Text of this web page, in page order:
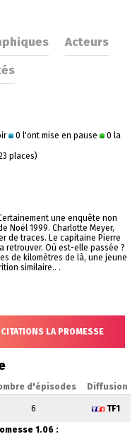
Acteurs
0 l'ont mise en pause
0 la
places)
une enquête non
Noël 1999. Charlotte Meyer,
de traces. Le capitaine Pierre
retrouver. Où est-elle passée ?
de kilomètres de là, une jeune
similaire.. .
CITATIONS LA PROMESSE
d'épisodes Diffusion
6 TF1
1.06 :